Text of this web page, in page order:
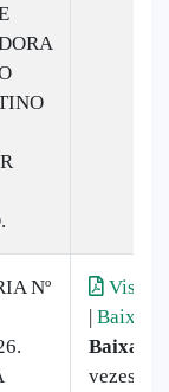
Nº
| Baixar
Baixado:
vezes